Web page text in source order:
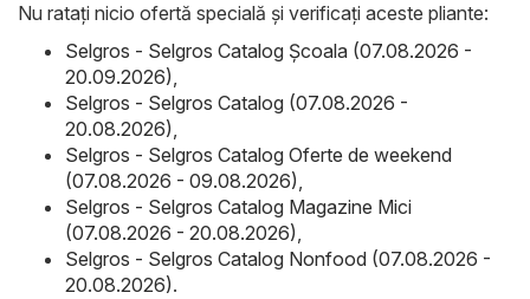
Nu ratați nicio ofertă specială și verificați aceste pliante:
Selgros - Selgros Catalog Şcoala (07.08.2026 -
20.09.2026),
Selgros - Selgros Catalog (07.08.2026 -
20.08.2026),
Selgros - Selgros Catalog Oferte de weekend
(07.08.2026 - 09.08.2026),
Selgros - Selgros Catalog Magazine Mici
(07.08.2026 - 20.08.2026),
Selgros - Selgros Catalog Nonfood (07.08.2026 -
20.08.2026).